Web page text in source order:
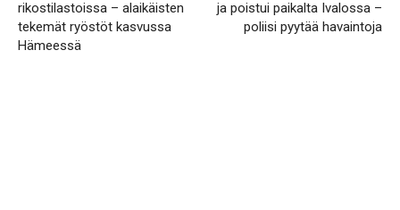
rikostilastoissa – alaikäisten
tekemät ryöstöt kasvussa
Hämeessä
ja poistui paikalta Ivalossa –
poliisi pyytää havaintoja